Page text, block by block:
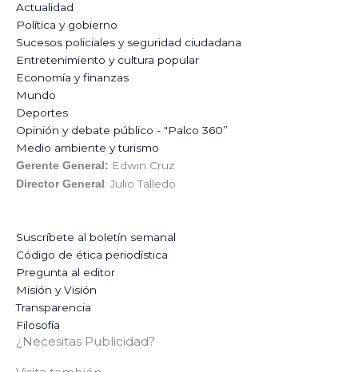
Actualidad
Política y gobierno
Sucesos policiales y seguridad ciudadana
Entretenimiento y cultura popular
Economía y finanzas
Mundo
Deportes
Opinión y debate público - "Palco 360”
Medio ambiente y turismo
Gerente General: Edwin Cruz
Director General : Julio Talledo
Suscríbete al boletín semanal
Código de ética periodística
Pregunta al editor
Misión y Visión
Transparencia
Filosofía
¿Necesitas Publicidad?